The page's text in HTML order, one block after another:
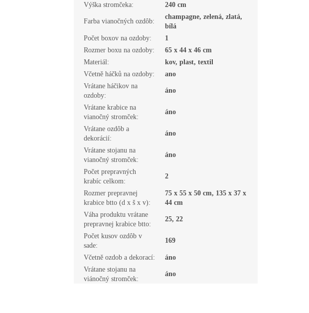
Výška stromčeka: 240 cm
Farba vianočných ozdôb:
champagne, zelená, zlatá,
bílá
Počet boxov na ozdoby:
1
Rozmer boxu na ozdoby:
65 x 44 x 46 cm
Materiál:
kov, plast, textil
Včetně háčků na ozdoby:
ano
Vrátane háčikov na
ozdoby:
áno
Vrátane krabice na
vianočný stromček:
áno
Vrátane ozdôb a
dekorácií:
áno
Vrátane stojanu na
vianočný stromček:
áno
Počet prepravných
krabíc celkom:
2
Rozmer prepravnej
krabice btto (d x š x v):
75 x 55 x 50 cm, 135 x 37 x
44 cm
Váha produktu vrátane
prepravnej krabice btto:
25, 22
Počet kusov ozdôb v
sade:
169
Včetně ozdob a dekorací:
áno
Vrátane stojanu na
viánočný stromček:
áno